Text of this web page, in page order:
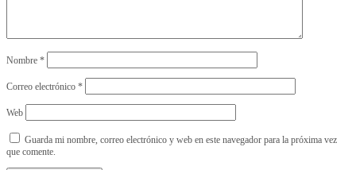
Nombre *
Correo electrónico *
Web
Guarda mi nombre, correo electrónico y web en este navegador para la próxima vez
que comente.